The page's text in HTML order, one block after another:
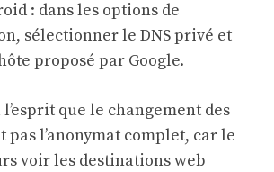
: dans les options de
sélectionner le DNS privé et
proposé par Google.
que le changement des
pas l’anonymat complet, car le
voir les destinations web